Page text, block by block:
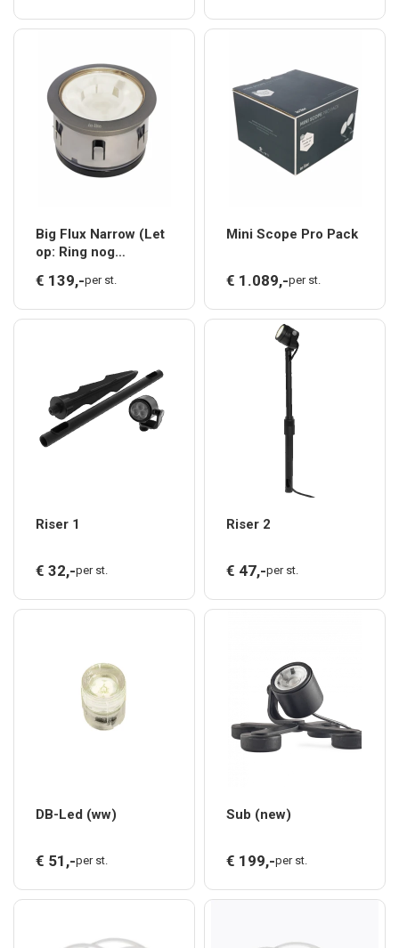
Big Flux Narrow (Let
op: Ring nog
€ 139,-per st.
Mini Scope Pro Pack
€ 1.089,-per st.
Riser 1
€ 32,-per st.
Riser 2
€ 47,-per st.
DB-Led (ww)
€ 51,-per st.
Sub (new)
€ 199,-per st.